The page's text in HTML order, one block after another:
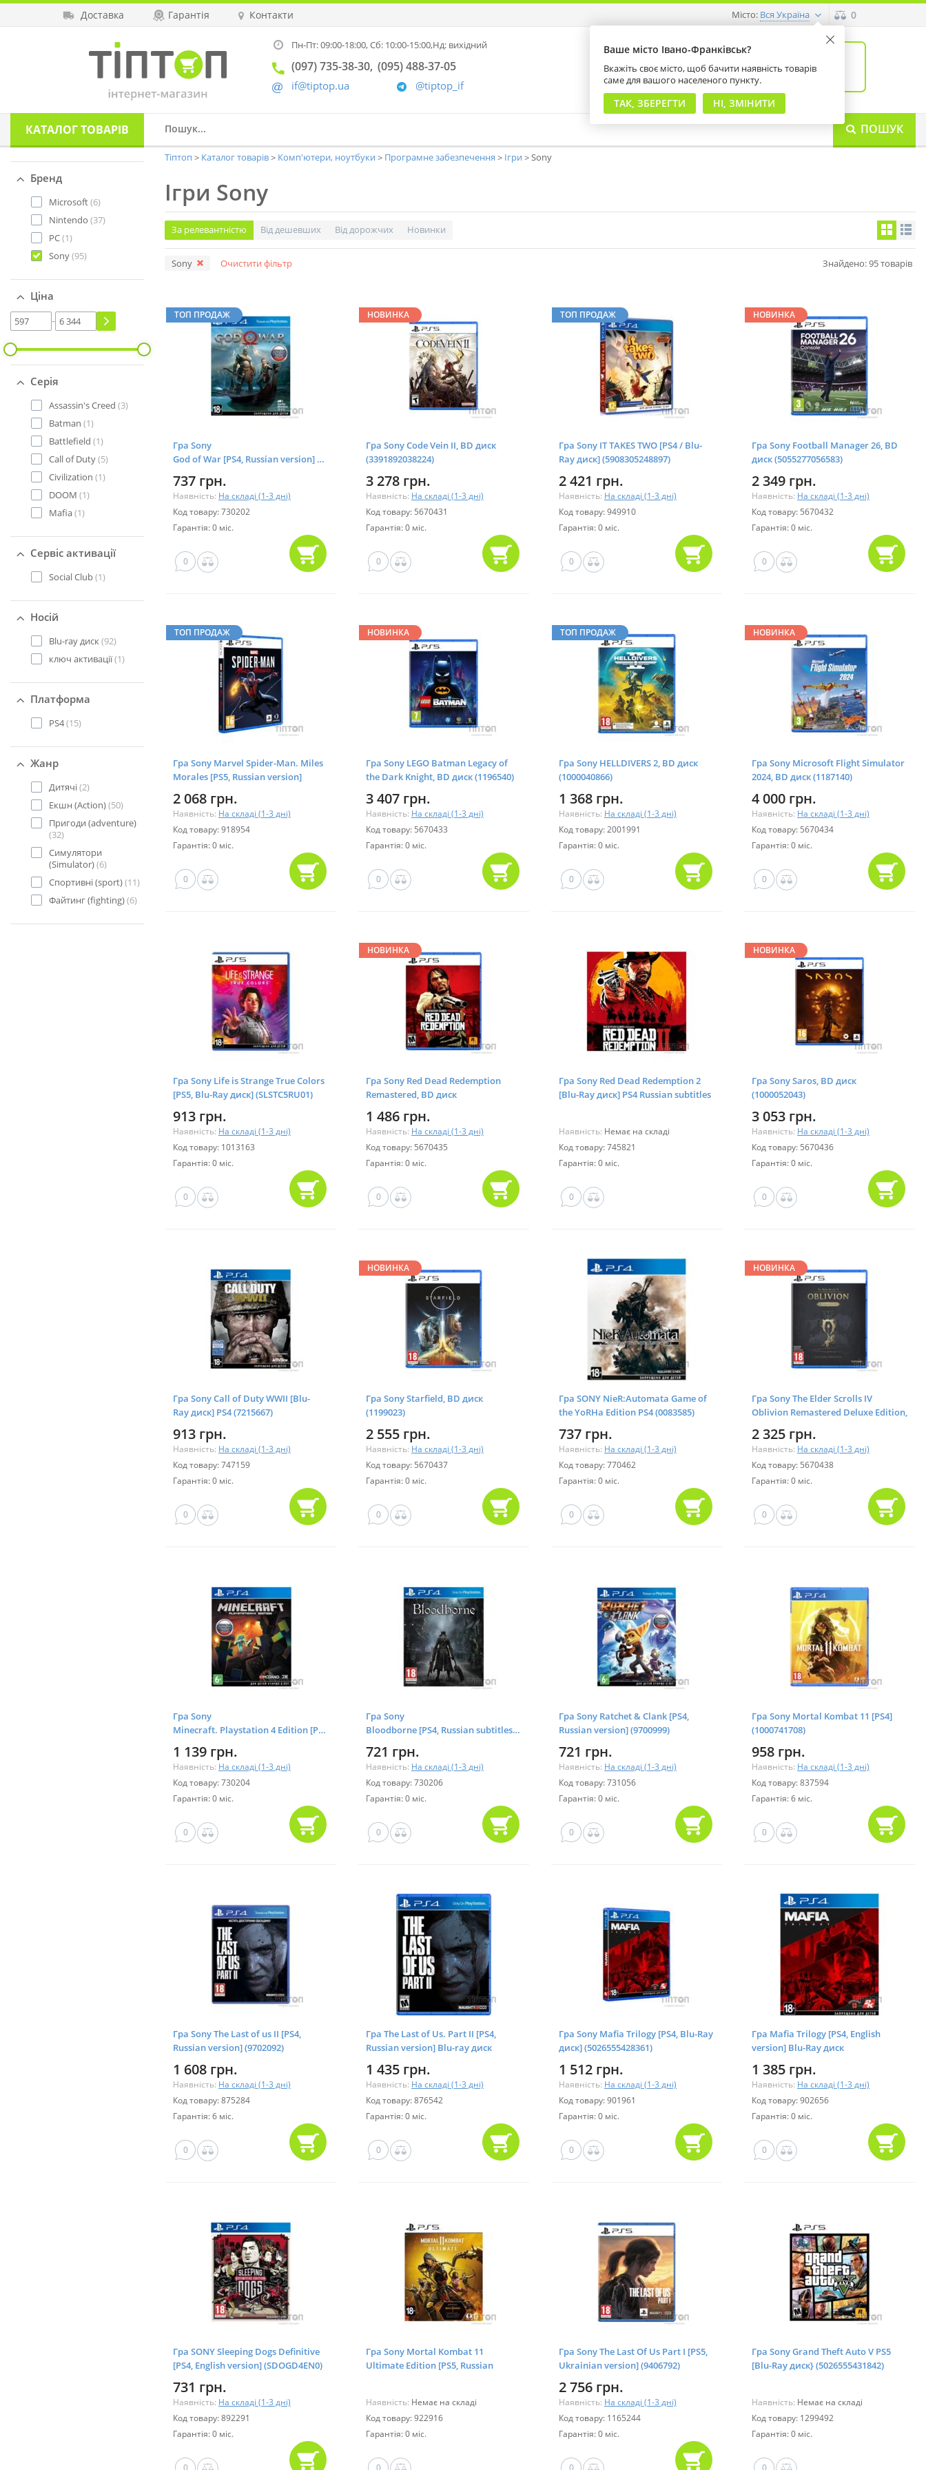
Доставка Гарантія Контакти
Ваше місто Івано-Франківськ?
Вкажіть своє місто, щоб бачити наявність товарів
саме для вашого населеного пункту.
ТАК, ЗБЕРЕГТИ НІ, ЗМІНИТИ
Місто: Вся Україна 0
Пн-Пт: 09:00-18:00,Сб: 10:00-15:00,Нд: вихідний
(097) 735-38-30 (095) 488-37-05
@tiptop_if
if@tiptop.ua
0
на суму 0 грн
КАТАЛОГТОВАРІВ ПОШУК
Бренд
Microsoft(6)
Nintendo (37)
PC(1)
Sony(95)
Ціна
-
Серія
Assassin's Creed (3)
Batman (1)
Battlefield (1)
Call of Duty(5)
Civilization (1)
DOOM (1)
Mafia(1)
Сервіс активації
Social Club(1)
Носій
Blu-ray диск(92)
ключ активації(1)
Платформа
PS4(15)
Жанр
Дитячі(2)
Екшн (Action)(50)
Пригоди (adventure)
(32)
Симулятори
(Simulator)(6)
Спортивні (sport)(11)
Файтинг (fighting)(6)
Тіптоп Каталог товарів Комп'ютери, ноутбуки Програмне забезпечення Ігри Sony
Ігри Sony
За релевантністю Від дешевших Від дорожчих Новинки
Sony Очистити фільтр Знайдено: 95 товарів
ТОП ПРОДАЖ
Гра Sony
God of War [PS4, Russian version] Blu-
737 грн.
Наявність: На складі (1-3 дні)
Код товару: 730202
Гарантія: 0 міс.
0
НОВИНКА
Гра Sony Code Vein II, BD диск
(3391892038224)
3 278 грн.
Наявність: На складі (1-3 дні)
Код товару: 5670431
Гарантія: 0 міс.
0
ТОП ПРОДАЖ
Гра Sony IT TAKES TWO [PS4 / Blu-
Ray диск] (5908305248897)
2 421 грн.
Наявність: На складі (1-3 дні)
Код товару: 949910
Гарантія: 0 міс.
0
НОВИНКА
Гра Sony Football Manager 26, BD
диск (5055277056583)
2 349 грн.
Наявність: На складі (1-3 дні)
Код товару: 5670432
Гарантія: 0 міс.
0
ТОП ПРОДАЖ
Гра Sony Marvel Spider-Man. Miles
Morales [PS5, Russian version]
2 068 грн.
Наявність: На складі (1-3 дні)
Код товару: 918954
Гарантія: 0 міс.
0
НОВИНКА
Гра Sony LEGO Batman Legacy of
the Dark Knight, BD диск (1196540)
3 407 грн.
Наявність: На складі (1-3 дні)
Код товару: 5670433
Гарантія: 0 міс.
0
ТОП ПРОДАЖ
Гра Sony HELLDIVERS 2, BD диск
(1000040866)
1 368 грн.
Наявність: На складі (1-3 дні)
Код товару: 2001991
Гарантія: 0 міс.
0
НОВИНКА
Гра Sony Microsoft Flight Simulator
2024, BD диск (1187140)
4 000 грн.
Наявність: На складі (1-3 дні)
Код товару: 5670434
Гарантія: 0 міс.
0
Гра Sony Life is Strange True Colors
[PS5, Blu-Ray диск] (SLSTC5RU01)
913 грн.
Наявність: На складі (1-3 дні)
Код товару: 1013163
Гарантія: 0 міс.
0
НОВИНКА
Гра Sony Red Dead Redemption
Remastered, BD диск
1 486 грн.
Наявність: На складі (1-3 дні)
Код товару: 5670435
Гарантія: 0 міс.
0
Гра Sony Red Dead Redemption 2
[Blu-Ray диск] PS4 Russian subtitles
Наявність: Немає на складі
Код товару: 745821
Гарантія: 0 міс.
0
НОВИНКА
Гра Sony Saros, BD диск
(1000052043)
3 053 грн.
Наявність: На складі (1-3 дні)
Код товару: 5670436
Гарантія: 0 міс.
0
Гра Sony Call of Duty WWII [Blu-
Ray диск] PS4 (7215667)
913 грн.
Наявність: На складі (1-3 дні)
Код товару: 747159
Гарантія: 0 міс.
0
НОВИНКА
Гра Sony Starfield, BD диск
(1199023)
2 555 грн.
Наявність: На складі (1-3 дні)
Код товару: 5670437
Гарантія: 0 міс.
0
Гра SONY NieR:Automata Game of
the YoRHa Edition PS4 (0083585)
737 грн.
Наявність: На складі (1-3 дні)
Код товару: 770462
Гарантія: 0 міс.
0
НОВИНКА
Гра Sony The Elder Scrolls IV
Oblivion Remastered Deluxe Edition,
2 325 грн.
Наявність: На складі (1-3 дні)
Код товару: 5670438
Гарантія: 0 міс.
0
Гра Sony
Minecraft. Playstation 4 Edition [PS4, Russian
1 139 грн.
Наявність: На складі (1-3 дні)
Код товару: 730204
Гарантія: 0 міс.
0
Гра Sony
Bloodborne [PS4, Russian subtitles] Blu-
721 грн.
Наявність: На складі (1-3 дні)
Код товару: 730206
Гарантія: 0 міс.
0
Гра Sony Ratchet & Clank [PS4,
Russian version] (9700999)
721 грн.
Наявність: На складі (1-3 дні)
Код товару: 731056
Гарантія: 0 міс.
0
Гра Sony Mortal Kombat 11 [PS4]
(1000741708)
958 грн.
Наявність: На складі (1-3 дні)
Код товару: 837594
Гарантія: 6 міс.
0
Гра Sony The Last of us II [PS4,
Russian version] (9702092)
1 608 грн.
Наявність: На складі (1-3 дні)
Код товару: 875284
Гарантія: 6 міс.
0
Гра The Last of Us. Part II [PS4,
Russian version] Blu-ray диск
1 435 грн.
Наявність: На складі (1-3 дні)
Код товару: 876542
Гарантія: 0 міс.
0
Гра Sony Mafia Trilogy [PS4, Blu-Ray
диск] (5026555428361)
1 512 грн.
Наявність: На складі (1-3 дні)
Код товару: 901961
Гарантія: 0 міс.
0
Гра Mafia Trilogy [PS4, English
version] Blu-Ray диск
1 385 грн.
Наявність: На складі (1-3 дні)
Код товару: 902656
Гарантія: 0 міс.
0
Гра SONY Sleeping Dogs Definitive
[PS4, English version] (SDOGD4EN0)
731 грн.
Наявність: На складі (1-3 дні)
Код товару: 892291
Гарантія: 0 міс.
0
Гра Sony Mortal Kombat 11
Ultimate Edition [PS5, Russian
Наявність: Немає на складі
Код товару: 922916
Гарантія: 0 міс.
0
Гра Sony The Last Of Us Part I [PS5,
Ukrainian version] (9406792)
2 756 грн.
Наявність: На складі (1-3 дні)
Код товару: 1165244
Гарантія: 0 міс.
0
Гра Sony Grand Theft Auto V PS5
[Blu-Ray диск} (5026555431842)
Наявність: Немає на складі
Код товару: 1299492
Гарантія: 0 міс.
0